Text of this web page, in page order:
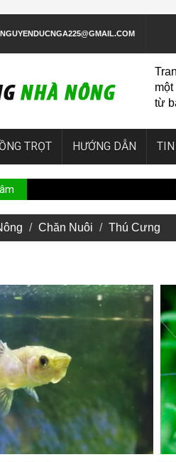
NGUYENDUCNGA225@GMAIL.COM
từ
TRỌT HƯỚNG DẪN
Hướng dẫn trồng rau
Chăn Nuôi Thú Cưng